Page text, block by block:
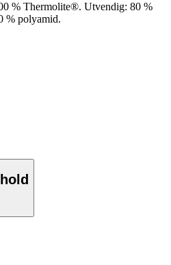
% Thermolite®. Utvendig: 80 %
% polyamid.